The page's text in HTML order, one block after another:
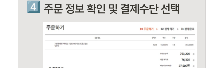
4️⃣ 주문 정보 확인 및 결제수단 선택